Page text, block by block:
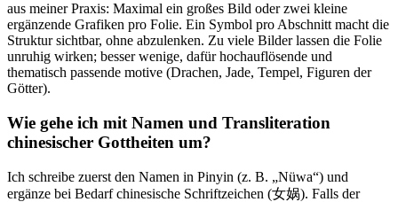
aus meiner Praxis: Maximal⁤ ein großes Bild oder zwei kleine
ergänzende Grafiken pro Folie. Ein Symbol ‌pro Abschnitt​ macht die
Struktur sichtbar, ohne abzulenken.⁣ Zu viele​ Bilder ‌lassen‌ die Folie
unruhig wirken; besser wenige, dafür ⁣hochauflösende und​
thematisch passende motive (Drachen, Jade, Tempel, ‍Figuren‍ der
Götter).
Wie ⁣gehe ich mit Namen und‌ Transliteration
chinesischer Gottheiten um?
Ich schreibe zuerst den Namen​ in Pinyin (z. B. „Nüwa“) und
ergänze bei ⁢Bedarf chinesische Schriftzeichen (女娲). Falls der‌